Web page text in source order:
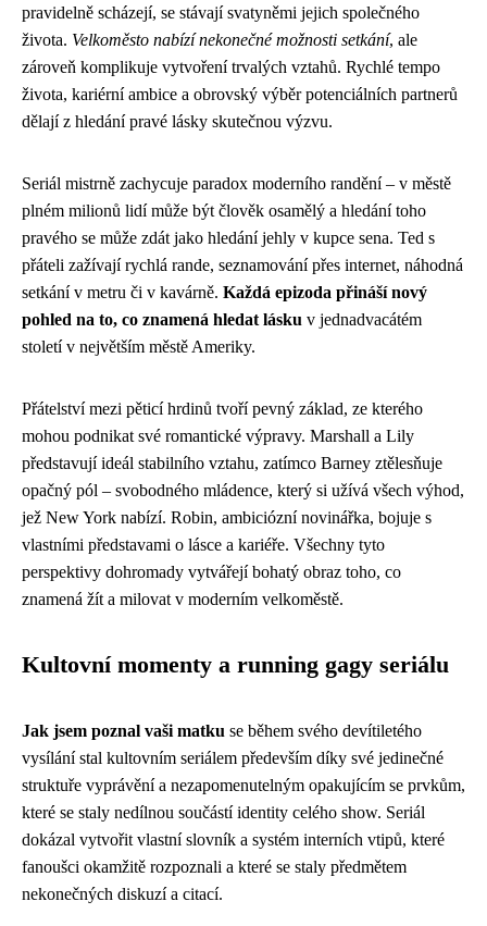
pravidelně scházejí, se stávají svatyněmi jejich společného
života. Velkoměsto nabízí nekonečné možnosti setkání, ale
zároveň komplikuje vytvoření trvalých vztahů. Rychlé tempo
života, kariérní ambice a obrovský výběr potenciálních partnerů
dělají z hledání pravé lásky skutečnou výzvu.
Seriál mistrně zachycuje paradox moderního randění – v městě
plném milionů lidí může být člověk osamělý a hledání toho
pravého se může zdát jako hledání jehly v kupce sena. Ted s
přáteli zažívají rychlá rande, seznamování přes internet, náhodná
setkání v metru či v kavárně. Každá epizoda přináší nový
pohled na to, co znamená hledat lásku v jednadvacátém
století v největším městě Ameriky.
Přátelství mezi pěticí hrdinů tvoří pevný základ, ze kterého
mohou podnikat své romantické výpravy. Marshall a Lily
představují ideál stabilního vztahu, zatímco Barney ztělesňuje
opačný pól – svobodného mládence, který si užívá všech výhod,
jež New York nabízí. Robin, ambiciózní novinářka, bojuje s
vlastními představami o lásce a kariéře. Všechny tyto
perspektivy dohromady vytvářejí bohatý obraz toho, co
znamená žít a milovat v moderním velkoměstě.
Kultovní momenty a running gagy seriálu
Jak jsem poznal vaši matku se během svého devítiletého
vysílání stal kultovním seriálem především díky své jedinečné
struktuře vyprávění a nezapomenutelným opakujícím se prvkům,
které se staly nedílnou součástí identity celého show. Seriál
dokázal vytvořit vlastní slovník a systém interních vtipů, které
fanoušci okamžitě rozpoznali a které se staly předmětem
nekonečných diskuzí a citací.